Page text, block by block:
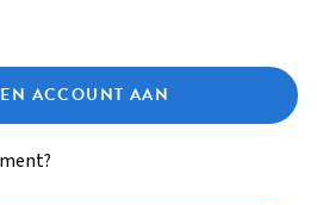
ACCOUNT AAN